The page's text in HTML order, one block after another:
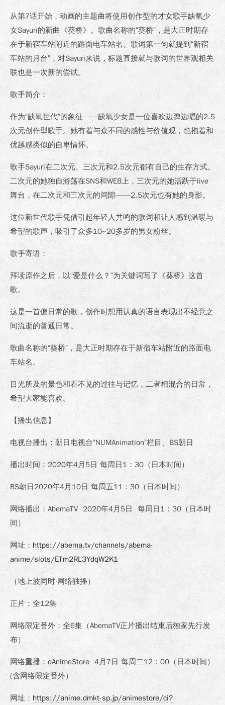
从第7话开始，动画的主题曲将使用创作型的才女歌手缺氧少
女Sayuri的新曲《葵桥》。歌曲名称的“葵桥”，是大正时期存
在于新宿车站附近的路面电车站名。歌词第一句就提到“新宿
车站的月台”，对Sayuri来说，标题直接就与歌词的世界观相关
联也是一次新的尝试。
歌手简介：
作为“缺氧世代”的象征——缺氧少女是一位喜欢边弹边唱的2.5
次元创作型歌手。她有着与众不同的感性与价值观，也抱着和
优越感类似的自卑情怀。
歌手Sayuri在二次元、三次元和2.5次元都有自己的生存方式。
二次元的她独自游荡在SNS和WEB上，三次元的她活跃于live
舞台，在二次元和三次元的间隙——2.5次元也有她的身影。
这位新世代歌手凭借引起年轻人共鸣的歌词和让人感到温暖与
希望的歌声，吸引了众多10~20多岁的男女粉丝。
歌手寄语：
拜读原作之后，以“爱是什么？”为关键词写了《葵桥》这首
歌。
这是一首偏日常的歌，创作时想用认真的语言表现出不经意之
间流逝的普通日常。
歌曲名称的“葵桥”，是大正时期存在于新宿车站附近的路面电
车站名。
目光所及的景色和看不见的过往与记忆，二者相混合的日常，
希望大家能喜欢。
【播出信息】
电视台播出：朝日电视台“NUMAnimation”栏目、BS朝日
播出时间：2020年4月5日 每周日1：30（日本时间）
BS朝日2020年4月10日 每周五11：30（日本时间）
网络播出：AbemaTV 2020年4月5日 每周日1：30（日本时
间）
网址： https://abema.tv/channels/abema-
anime/slots/ETm2RL3YdqW2K1
（地上波同时·网络独播）
正片：全12集
网络限定番外：全6集（AbemaTV正片播出结束后独家先行发
布）
网络重播：dAnimeStore 4月7日 每周二12：00（日本时间）
(含网络限定番外）
网址： https://anime.dmkt-sp.jp/animestore/ci?